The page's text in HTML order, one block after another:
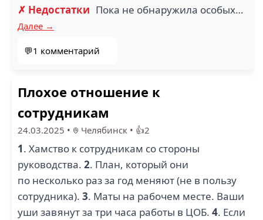
✗ Недостатки Пока не обнаружила особых…
Далее →
💬1 комментарий
Плохое отношение к
сотрудникам
24.03.2025 • Челябинск • 👍2
1. Хамство к сотрудникам со стороны
руководства. 2. План, который они
по несколько раз за год меняют (не в пользу
сотрудника). 3. Маты на рабочем месте. Ваши
уши завянут за три часа работы в ЦОБ. 4. Если